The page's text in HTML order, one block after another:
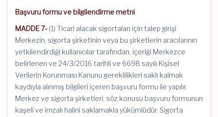
Başvuru formu ve bilgilendirme metni
MADDE 7- (1) Ticari alacak sigortaları için talep girişi
Merkezin, sigorta şirketinin veya bu şirketlerin aracılarının
yetkilendirdiği kullanıcılar tarafından, içeriği Merkezce
belirlenen ve 24/3/2016 tarihli ve 6698 sayılı Kişisel
Verilerin Korunması Kanunu gereklilikleri saklı kalmak
kaydıyla alınmış bilgileri içeren başvuru formu ile yapılır.
Merkez ve sigorta şirketleri, söz konusu başvuru formunun
kaşeli ve imzalı halini saklamakla yükümlüdür. Sigorta